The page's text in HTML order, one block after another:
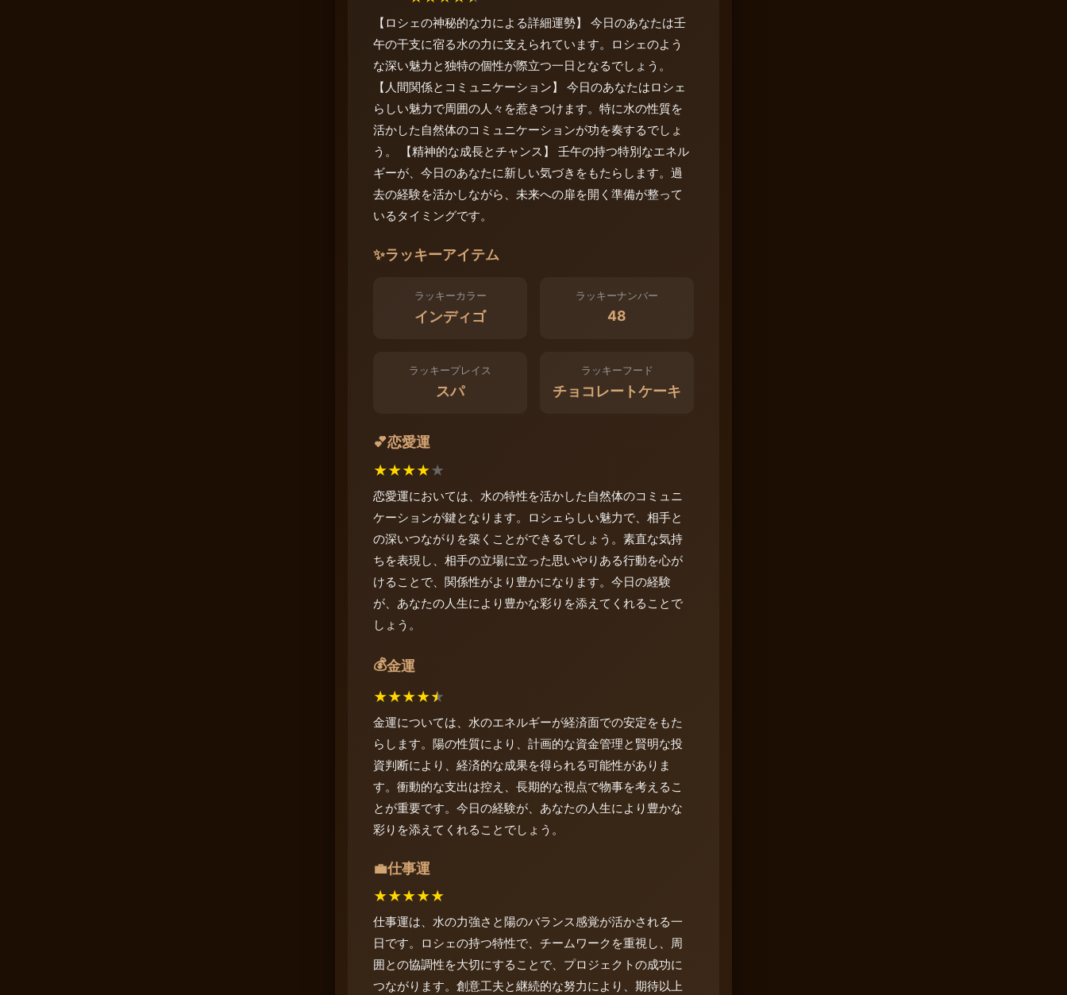
【ロシェの神秘的な力による詳細運勢】 今日のあなたは壬
午の干支に宿る水の力に支えられています。ロシェのよう
な深い魅力と独特の個性が際立つ一日となるでしょう。
【人間関係とコミュニケーション】 今日のあなたはロシェ
らしい魅力で周囲の人々を惹きつけます。特に水の性質を
活かした自然体のコミュニケーションが功を奏するでしょ
う。 【精神的な成長とチャンス】 壬午の持つ特別なエネル
ギーが、今日のあなたに新しい気づきをもたらします。過
去の経験を活かしながら、未来への扉を開く準備が整って
いるタイミングです。
✨ラッキーアイテム
ラッキーカラー
インディゴ
ラッキーナンバー
48
ラッキープレイス
スパ
ラッキーフード
チョコレートケーキ
💕恋愛運
★★★★★
恋愛運においては、水の特性を活かした自然体のコミュニ
ケーションが鍵となります。ロシェらしい魅力で、相手と
の深いつながりを築くことができるでしょう。素直な気持
ちを表現し、相手の立場に立った思いやりある行動を心が
けることで、関係性がより豊かになります。今日の経験
が、あなたの人生により豊かな彩りを添えてくれることで
しょう。
💰金運
★★★★★
金運については、水のエネルギーが経済面での安定をもた
らします。陽の性質により、計画的な資金管理と賢明な投
資判断により、経済的な成果を得られる可能性がありま
す。衝動的な支出は控え、長期的な視点で物事を考えるこ
とが重要です。今日の経験が、あなたの人生により豊かな
彩りを添えてくれることでしょう。
💼仕事運
★★★★★
仕事運は、水の力強さと陽のバランス感覚が活かされる一
日です。ロシェの持つ特性で、チームワークを重視し、周
囲との協調性を大切にすることで、プロジェクトの成功に
つながります。創意工夫と継続的な努力により、期待以上